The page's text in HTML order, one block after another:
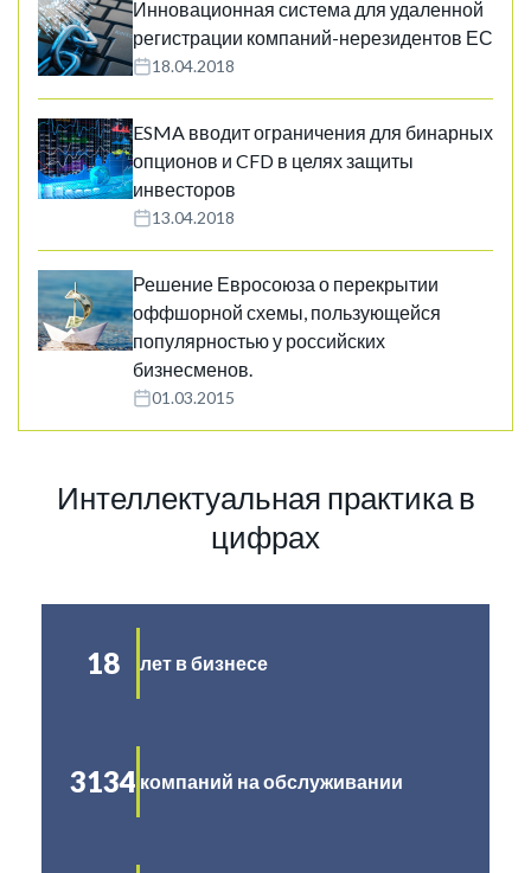
Инновационная система для удаленной
регистрации компаний-нерезидентов ЕС
18.04.2018
ESMA вводит ограничения для бинарных
опционов и CFD в целях защиты
инвесторов
13.04.2018
Решение Евросоюза о перекрытии
оффшорной схемы, пользующейся
популярностью у российских
бизнесменов.
01.03.2015
Интеллектуальная практика в
цифрах
18 лет в бизнесе
3134 компаний на обслуживании